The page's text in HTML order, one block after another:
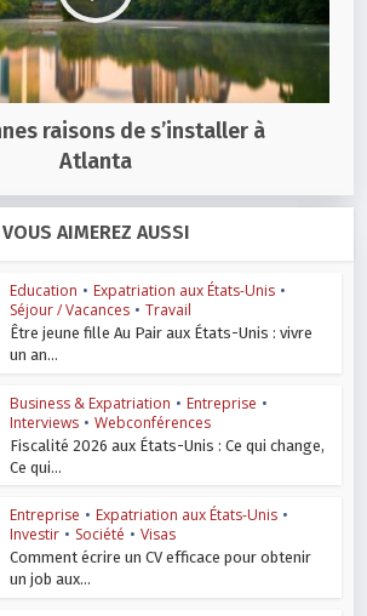
raisons de s’installer à
Atlanta
VOUS AIMEREZ AUSSI
Education • Expatriation aux États-Unis •
Séjour / Vacances • Travail
Être jeune fille Au Pair aux États-Unis : vivre
un an...
Business & Expatriation • Entreprise •
Interviews • Webconférences
Fiscalité 2026 aux États-Unis : Ce qui change,
Ce qui...
Entreprise • Expatriation aux États-Unis •
Investir • Société • Visas
Comment écrire un CV efficace pour obtenir
un job aux...